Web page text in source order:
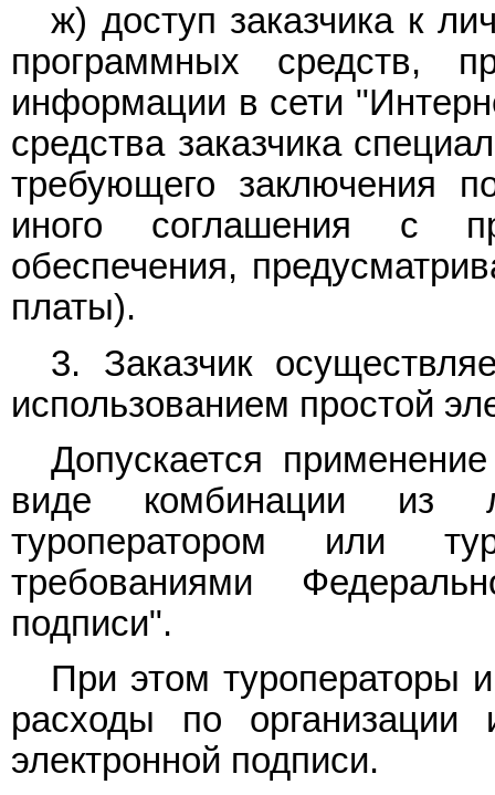
ж) доступ заказчика к
программных средств,
информации в сети
средства заказчика
требующего заключения
иного соглашения с
обеспечения,
платы).
3. Заказчик
использованием простой
Допускается
виде комбинации из
туроператором или
требованиями
подписи".
При этом туроператоры
расходы по организации
электронной подписи.